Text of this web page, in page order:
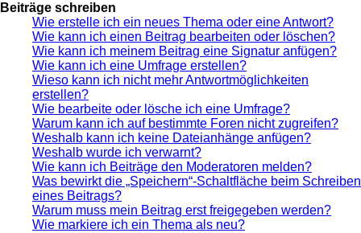
Beiträge schreiben
Wie erstelle ich ein neues Thema oder eine Antwort?
Wie kann ich einen Beitrag bearbeiten oder löschen?
Wie kann ich meinem Beitrag eine Signatur anfügen?
Wie kann ich eine Umfrage erstellen?
Wieso kann ich nicht mehr Antwortmöglichkeiten
erstellen?
Wie bearbeite oder lösche ich eine Umfrage?
Warum kann ich auf bestimmte Foren nicht zugreifen?
Weshalb kann ich keine Dateianhänge anfügen?
Weshalb wurde ich verwarnt?
Wie kann ich Beiträge den Moderatoren melden?
Was bewirkt die „Speichern“-Schaltfläche beim Schreiben
eines Beitrags?
Warum muss mein Beitrag erst freigegeben werden?
Wie markiere ich ein Thema als neu?